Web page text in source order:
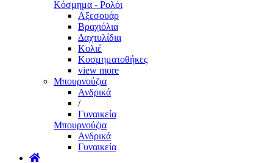
Κόσμημα - Ρολόι
Αξεσουάρ
Βραχιόλια
Δαχτυλίδια
Κολιέ
Κοσμηματοθήκες
view more
Μπουρνούζια
Ανδρικά
/
Γυναικεία
Μπουρνούζια
Ανδρικά
Γυναικεία